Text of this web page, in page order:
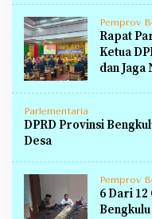
Pemprov
Rapat
Ketua
dan Jaga
Parlementaria
DPRD Provinsi
Desa
Pemprov
6 Dari